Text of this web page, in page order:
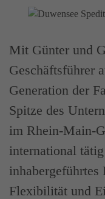
Mit Günter und
Geschäftsführer
Generation der
Spitze des
im Rhein-Main-
international
inhabergeführtes
Flexibilität und